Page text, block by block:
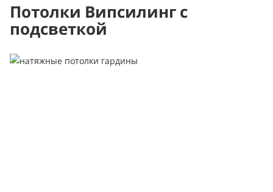
Потолки Випсилинг с
подсветкой